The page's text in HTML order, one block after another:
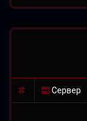
Сервер